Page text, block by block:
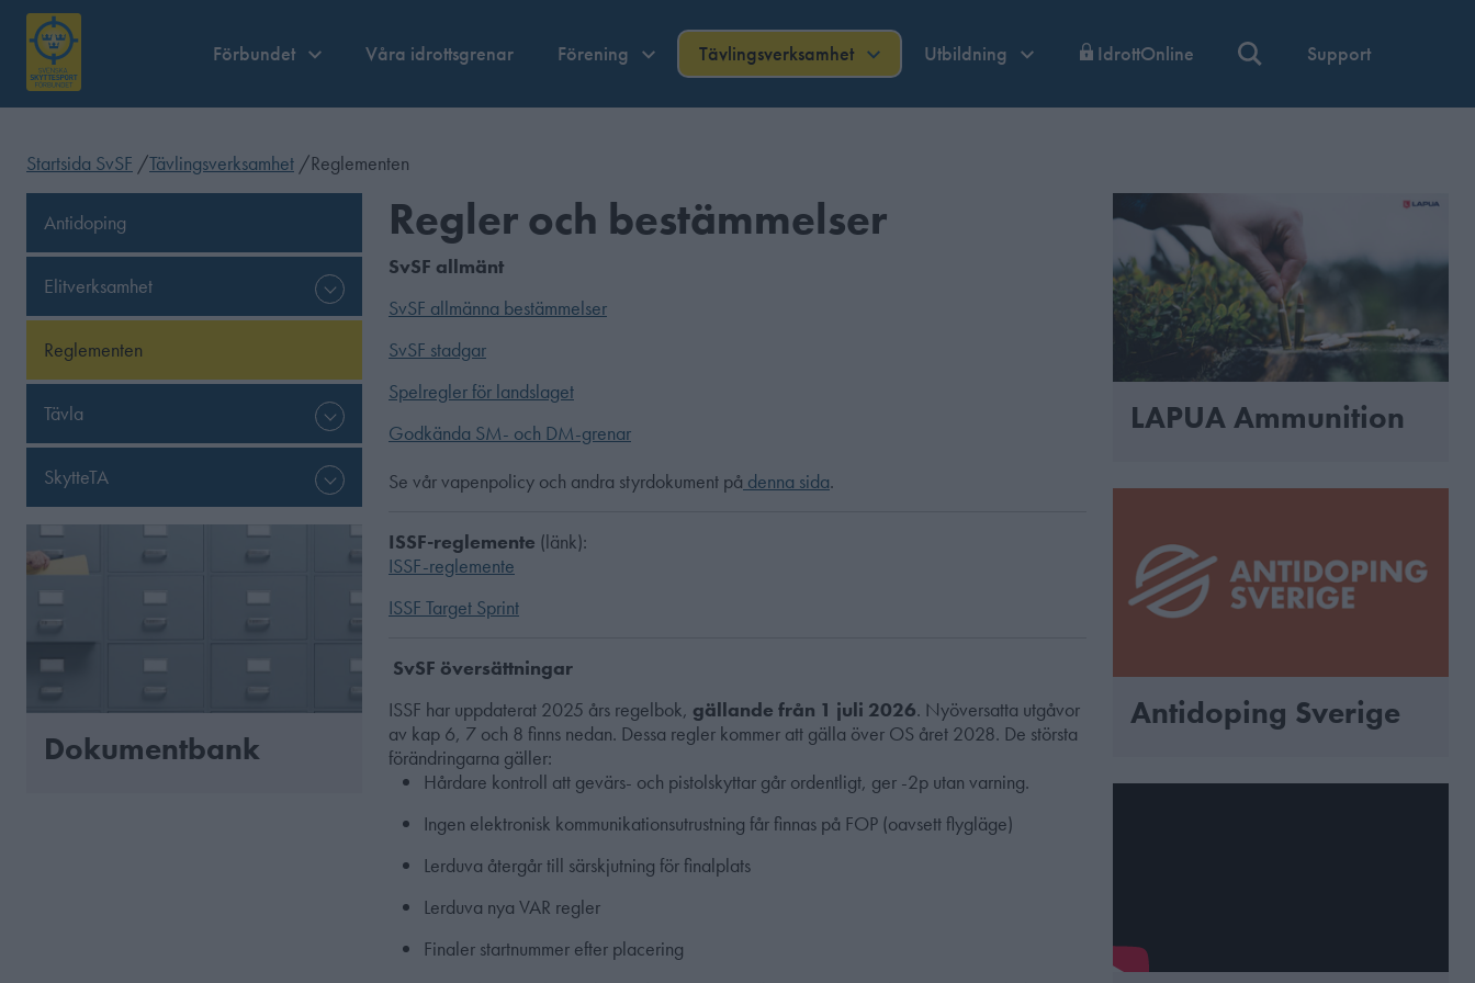
Förbundet Våra idrottsgrenar Förening Tävlingsverksamhet Utbildning IdrottOnline Support
Startsida SvSF /Tävlingsverksamhet /Reglementen
Antidoping
Elitverksamhet
Reglementen
Tävla
SkytteTA
Dokumentbank
Regler och bestämmelser
SvSF allmänt
SvSF allmänna bestämmelser
SvSF stadgar
Spelregler för landslaget
Godkända SM- och DM-grenar
Se vår vapenpolicy och andra styrdokument på denna sida.
ISSF-reglemente (länk):
ISSF-reglemente
ISSF Target Sprint
SvSF översättningar
ISSF har uppdaterat 2025 års regelbok, gällande från 1 juli 2026. Nyöversatta utgåvor
av kap 6, 7 och 8 finns nedan. Dessa regler kommer att gälla över OS året 2028. De största
förändringarna gäller:
Hårdare kontroll att gevärs- och pistolskyttar går ordentligt, ger -2p utan varning.
Ingen elektronisk kommunikationsutrustning får finnas på FOP (oavsett flygläge)
Lerduva återgår till särskjutning för finalplats
Lerduva nya VAR regler
Finaler startnummer efter placering
LAPUA Ammunition
Antidoping Sverige